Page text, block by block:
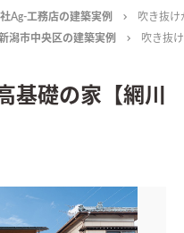
Ag-工務店の建築実例
吹き抜け
潟市中央区の建築実例 吹き抜
基礎の家【網川